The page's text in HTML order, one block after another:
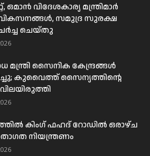
വിദേശകാര്യ മന്ത്രിമാർ
വികസനങ്ങൾ, സമുദ്ര സുരക്ഷ
ചെയ്തു
മന്ത്രി സൈനിക കേന്ദ്രങ്ങൾ
കുവൈത്ത് സൈന്യത്തിന്റെ
കിംഗ് ഫഹദ് റോഡിൽ ഒരാഴ്ച
നിയന്ത്രണം